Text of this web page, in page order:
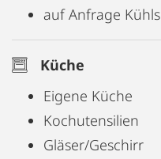
auf Anfrage
Küche
Eigene Küche
Kochutensilien
Gläser/Geschirr